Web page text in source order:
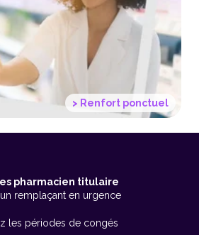
> Renfort ponctuel
aux remplaçants
renforcer votre équipe
des pics d'activité
pharmacien titulaire
remplaçant en urgence
les périodes de congés